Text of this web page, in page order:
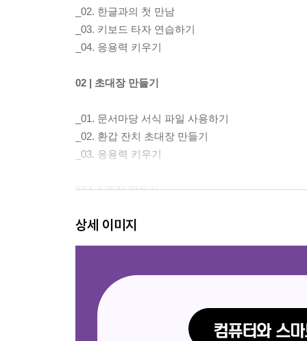
_02. 한글과의 첫 만남
_03. 키보드 타자 연습하기
_04. 응용력 키우기
02 | 초대장 만들기
_01. 문서마당 서식 파일 사용하기
_02. 환갑 잔치 초대장 만들기
_03. 응용력 키우기
03 | 소개장 만들기
_01. 글자 모양 설정하기
_02. 내 소개장 만들기
04 | 시집 만들기
상세 이미지